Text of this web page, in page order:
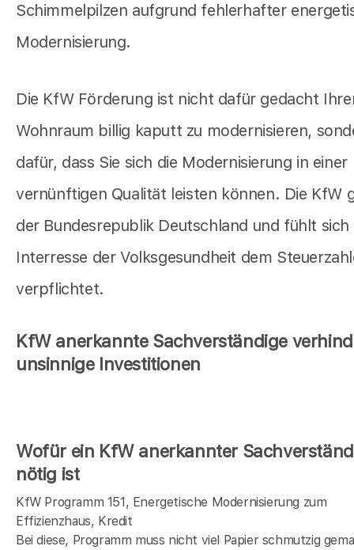
Schimmelpilzen aufgrund fehlerhafter
Modernisierung.
Die KfW Förderung ist nicht dafür gedacht
Wohnraum billig kaputt zu modernisieren,
dafür, dass Sie sich die Modernisierung in einer
vernünftigen Qualität leisten können. Die KfW
der Bundesrepublik Deutschland und fühlt sich
Interresse der Volksgesundheit dem
verpflichtet.
KfW anerkannte Sachverständige
unsinnige Investitionen
Wofür ein KfW anerkannter
nötig ist
KfW Programm 151, Energetische Modernisierung zum
Effizienzhaus, Kredit
Bei diese, Programm muss nicht viel Papier schmutzig